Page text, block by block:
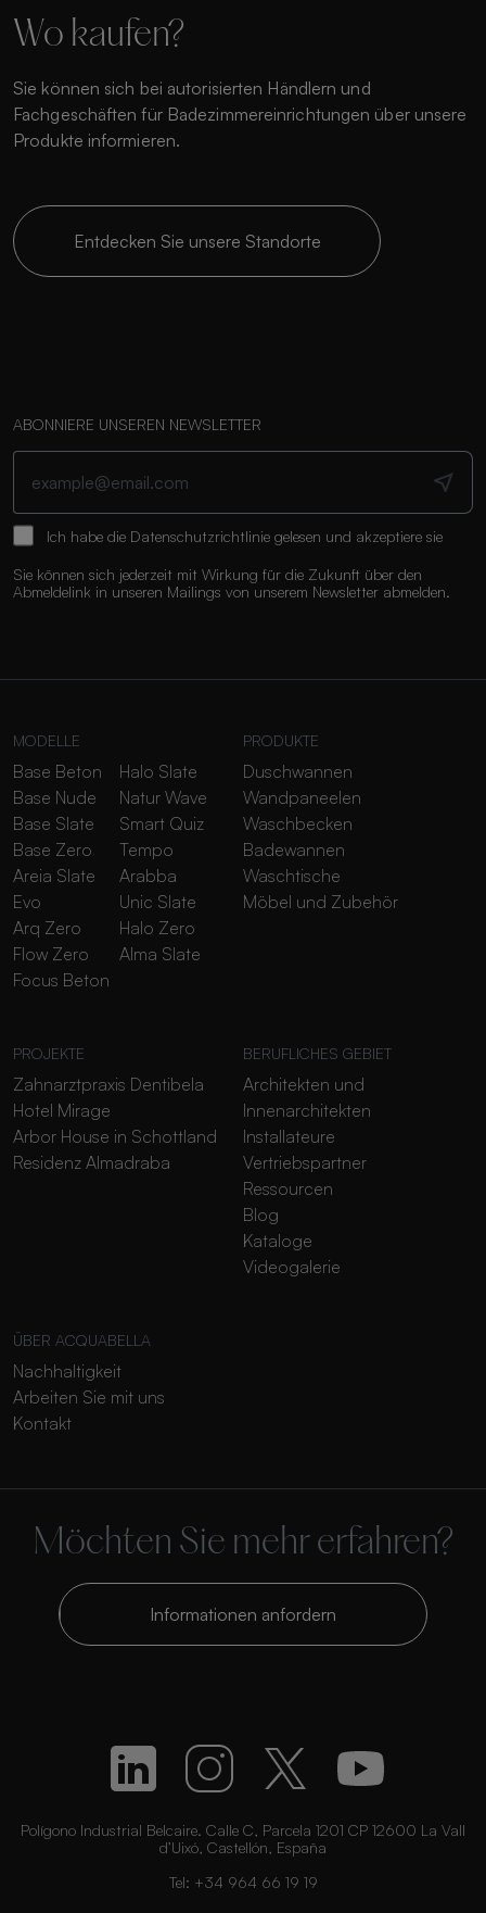
Wo kaufen?
Sie können sich bei autorisierten Händlern und
Fachgeschäften für Badezimmereinrichtungen über unsere
Produkte informieren.
Entdecken Sie unsere Standorte
ABONNIERE UNSEREN NEWSLETTER
Ich habe die Datenschutzrichtlinie gelesen und akzeptiere sie
Sie können sich jederzeit mit Wirkung für die Zukunft über den
Abmeldelink in unseren Mailings von unserem Newsletter abmelden.
MODELLE
Base Beton
Base Nude
Base Slate
Base Zero
Areia Slate
Evo
Arq Zero
Flow Zero
Focus Beton
Halo Slate
Natur Wave
Smart Quiz
Tempo
Arabba
Unic Slate
Halo Zero
Alma Slate
PRODUKTE
Duschwannen
Wandpaneelen
Waschbecken
Badewannen
Waschtische
Möbel und Zubehör
PROJEKTE
Zahnarztpraxis Dentibela
Hotel Mirage
Arbor House in Schottland
Residenz Almadraba
BERUFLICHES GEBIET
Architekten und
Innenarchitekten
Installateure
Vertriebspartner
Ressourcen
Blog
Kataloge
Videogalerie
ÜBER ACQUABELLA
Nachhaltigkeit
Arbeiten Sie mit uns
Kontakt
Möchten Sie mehr erfahren?
Informationen anfordern
Polígono Industrial Belcaire. Calle C, Parcela 1201 CP 12600 La Vall
d’Uixó, Castellón, España
Tel: +34 964 66 19 19